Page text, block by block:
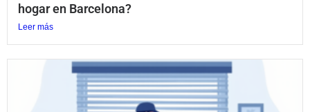
hogar en Barcelona?
Leer más